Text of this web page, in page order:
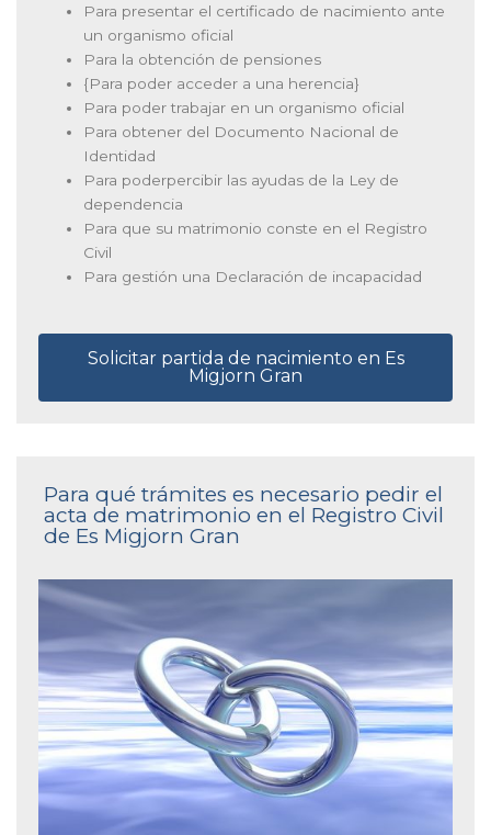
Para presentar el certificado de nacimiento ante
un organismo oficial
Para la obtención de pensiones
{Para poder acceder a una herencia}
Para poder trabajar en un organismo oficial
Para obtener del Documento Nacional de
Identidad
Para poderpercibir las ayudas de la Ley de
dependencia
Para que su matrimonio conste en el Registro
Civil
Para gestión una Declaración de incapacidad
Solicitar partida de nacimiento en Es
Migjorn Gran
Para qué trámites es necesario pedir el
acta de matrimonio en el Registro Civil
de Es Migjorn Gran